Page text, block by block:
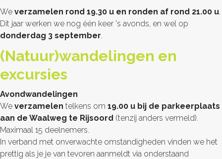
We verzamelen rond 19.30 u en ronden af rond 21.00 u.
Dit jaar werken we nog één keer 's avonds, en wel op
donderdag 3 september.
(Natuur)wandelingen en
excursies
Avondwandelingen
We verzamelen telkens om 19.00 u bij de parkeerplaats
aan de Waalweg te Rijsoord (tenzij anders vermeld).
Maximaal 15 deelnemers.
In verband met onverwachte omstandigheden vinden we het
prettig als je je van tevoren aanmeldt via onderstaand